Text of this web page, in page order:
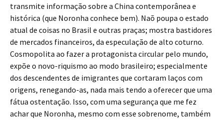
transmite informação sobre a China contemporânea e
histórica (que Noronha conhece bem). Naõ poupa o estado
atual de coisas no Brasil e outras praças; mostra bastidores
de mercados financeiros, da especulação de alto coturno.
Cosmopolita ao fazer a protagonista circular pelo mundo,
expõe o novo-riquismo ao modo brasileiro; especialmente
dos descendentes de imigrantes que cortaram laços com
origens, renegando-as, nada mais tendo a oferecer que uma
fátua ostentação. Isso, com uma segurança que me fez
achar que Noronha, mesmo com esse sobrenome, também